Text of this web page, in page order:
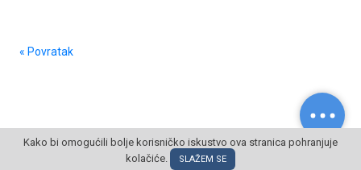
« Povratak
© POSLOVNI OBLAK Sva prava pridržana
Kako bi omogućili bolje korisničko iskustvo ova stranica pohranjuje
kolačiće.
SLAŽEM SE